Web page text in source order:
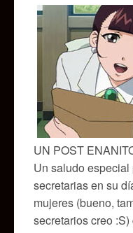
UN POST
Un saludo especial
secretarias en su
mujeres (bueno,
secretarios creo